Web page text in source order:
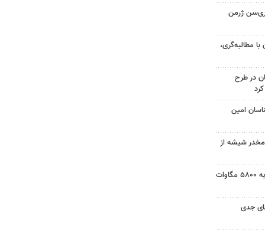
ژرمن
مطالبه‌گری،
در طرح
امین
ماده مخدر شیشه از
ظرفیت نیروگاه‌های تجدیدپذیر به ۵۸۰۰ مگاوات
جدی